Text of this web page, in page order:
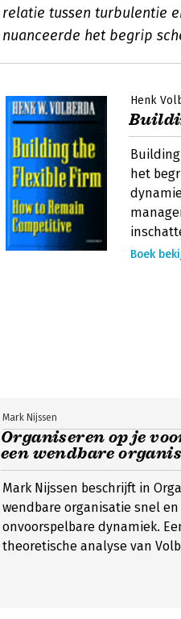
relatie tussen turbulentie
nuanceerde het begrip
Henk
het
Boek
Organiseren op je
een wendbare
Mark Nijssen
Mark Nijssen beschrijft in
wendbare organisatie snel
onvoorspelbare dynamiek.
theoretische analyse van